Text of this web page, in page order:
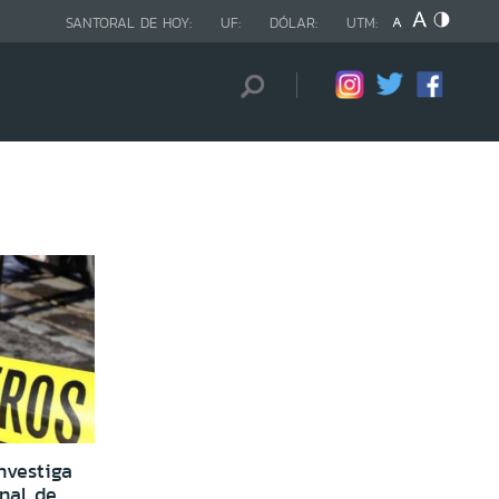
SANTORAL DE HOY: UF: DÓLAR: UTM: